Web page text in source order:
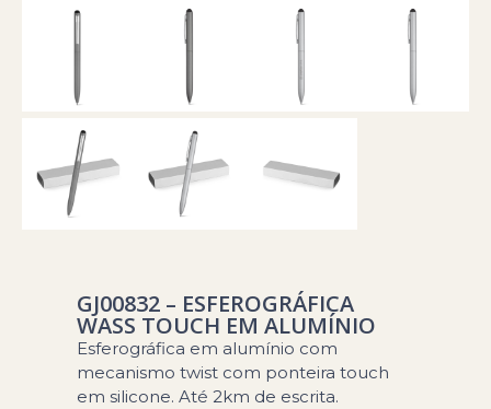
GJ00832 – ESFEROGRÁFICA
WASS TOUCH EM ALUMÍNIO
Esferográfica em alumínio com
mecanismo twist com ponteira touch
em silicone. Até 2km de escrita.